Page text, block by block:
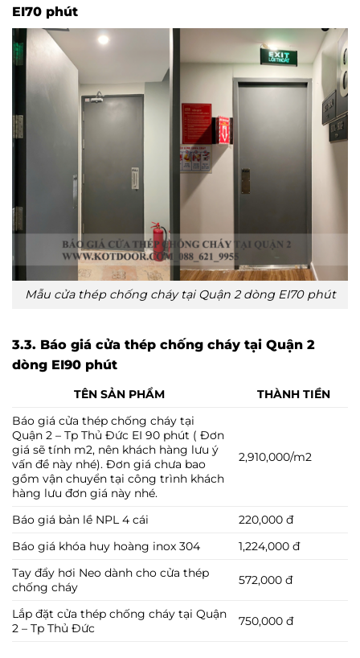
EI70 phút
Mẫu cửa thép chống cháy tại Quận 2 dòng EI70 phút
3.3. Báo giá cửa thép chống cháy tại Quận 2
dòng EI90 phút
TÊN SẢN PHẨM
THÀNH TIỀN
Báo giá cửa thép chống cháy tại
Quận 2 – Tp Thủ Đức EI 90 phút ( Đơn
giá sẽ tính m2, nên khách hàng lưu ý
vấn đề này nhé). Đơn giá chưa bao
gồm vận chuyển tại công trình khách
hàng lưu đơn giá này nhé.
2,910,000/m2
Báo giá bản lề NPL 4 cái
220,000 đ
Báo giá khóa huy hoàng inox 304
1,224,000 đ
Tay đẩy hơi Neo dành cho cửa thép
chống cháy
572,000 đ
Lắp đặt cửa thép chống cháy tại Quận
2 – Tp Thủ Đức
750,000 đ